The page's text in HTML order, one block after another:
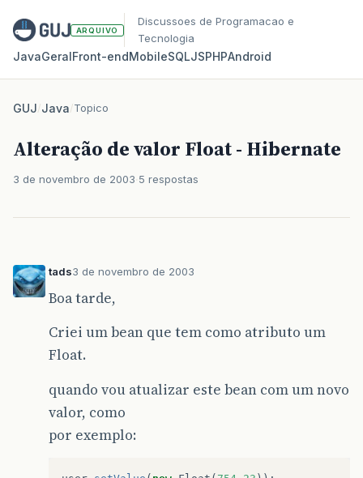
ARQUIVO
Discussoes de Programacao e
Tecnologia
JavaGeralFront‑endMobileSQLJSPHPAndroid
GUJ/Java/Topico
Alteração de valor Float - Hibernate
3 de novembro de 2003 5 respostas
tads3 de novembro de 2003
Boa tarde,
Criei um bean que tem como atributo um
Float.
quando vou atualizar este bean com um novo
valor, como
por exemplo: